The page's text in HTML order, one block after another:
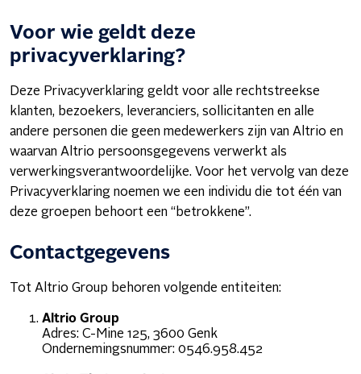
Voor wie geldt deze
privacyverklaring?
Deze Privacyverklaring geldt voor alle rechtstreekse
klanten, bezoekers, leveranciers, sollicitanten en alle
andere personen die geen medewerkers zijn van Altrio en
waarvan Altrio persoonsgegevens verwerkt als
verwerkingsverantwoordelijke. Voor het vervolg van deze
Privacyverklaring noemen we een individu die tot één van
deze groepen behoort een “betrokkene”.
Contactgegevens
Tot Altrio Group behoren volgende entiteiten:
Altrio Group
Adres: C-Mine 125, 3600 Genk
Ondernemingsnummer: 0546.958.452